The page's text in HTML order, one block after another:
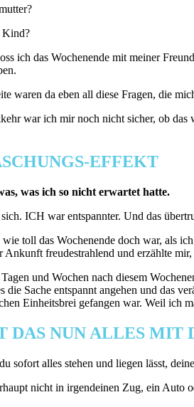
Kind?
ich das Wochenende mit meiner
waren da eben all diese Fragen, die
war ich mir noch nicht sicher, ob
EFFEKT
was ich so nicht erwartet hatte.
ICH war entspannter. Und das
toll das Wochenende doch war, als
freudestrahlend und erzählte mir,
und Wochen nach diesem
die Sache entspannt angehen und das
Einheitsbrei gefangen war. Weil ich
DAS NUN ALLES MIT
sofort alles stehen und liegen lässt,
nicht in irgendeinen Zug, ein Auto